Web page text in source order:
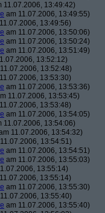
11.07.2006, 13:49:42)
am 11.07.2006, 13:49:55)
13:49:56)
am 11.07.2006, 13:50:06)
am 11.07.2006, 13:50:24)
am 11.07.2006, 13:51:49)
13:52:12)
13:52:48)
13:53:30)
am 11.07.2006, 13:53:36)
11.07.2006, 13:53:45)
13:53:48)
am 11.07.2006, 13:54:05)
11.07.2006, 13:54:06)
11.07.2006, 13:54:32)
13:54:51)
am 11.07.2006, 13:54:51)
am 11.07.2006, 13:55:03)
13:55:14)
13:55:14)
am 11.07.2006, 13:55:30)
13:55:40)
am 11.07.2006, 13:55:40)